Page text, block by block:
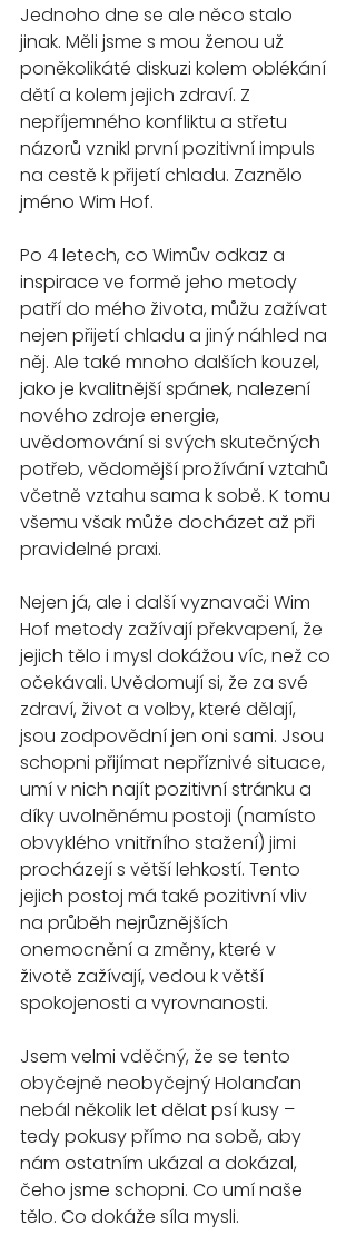
Jednoho dne se ale něco stalo
jinak. Měli jsme s mou ženou už
poněkolikáté diskuzi kolem oblékání
dětí a kolem jejich zdraví. Z
nepříjemného konfliktu a střetu
názorů vznikl první pozitivní impuls
na cestě k přijetí chladu. Zaznělo
jméno Wim Hof.
Po 4 letech, co Wimův odkaz a
inspirace ve formě jeho metody
patří do mého života, můžu zažívat
nejen přijetí chladu a jiný náhled na
něj. Ale také mnoho dalších kouzel,
jako je kvalitnější spánek, nalezení
nového zdroje energie,
uvědomování si svých skutečných
potřeb, vědomější prožívání vztahů
včetně vztahu sama k sobě. K tomu
všemu však může docházet až při
pravidelné praxi.
Nejen já, ale i další vyznavači Wim
Hof metody zažívají překvapení, že
jejich tělo i mysl dokážou víc, než co
očekávali. Uvědomují si, že za své
zdraví, život a volby, které dělají,
jsou zodpovědní jen oni sami. Jsou
schopni přijímat nepříznivé situace,
umí v nich najít pozitivní stránku a
díky uvolněnému postoji (namísto
obvyklého vnitřního stažení) jimi
procházejí s větší lehkostí. Tento
jejich postoj má také pozitivní vliv
na průběh nejrůznějších
onemocnění a změny, které v
životě zažívají, vedou k větší
spokojenosti a vyrovnanosti.
Jsem velmi vděčný, že se tento
obyčejně neobyčejný Holanďan
nebál několik let dělat psí kusy –
tedy pokusy přímo na sobě, aby
nám ostatním ukázal a dokázal,
čeho jsme schopni. Co umí naše
tělo. Co dokáže síla mysli.